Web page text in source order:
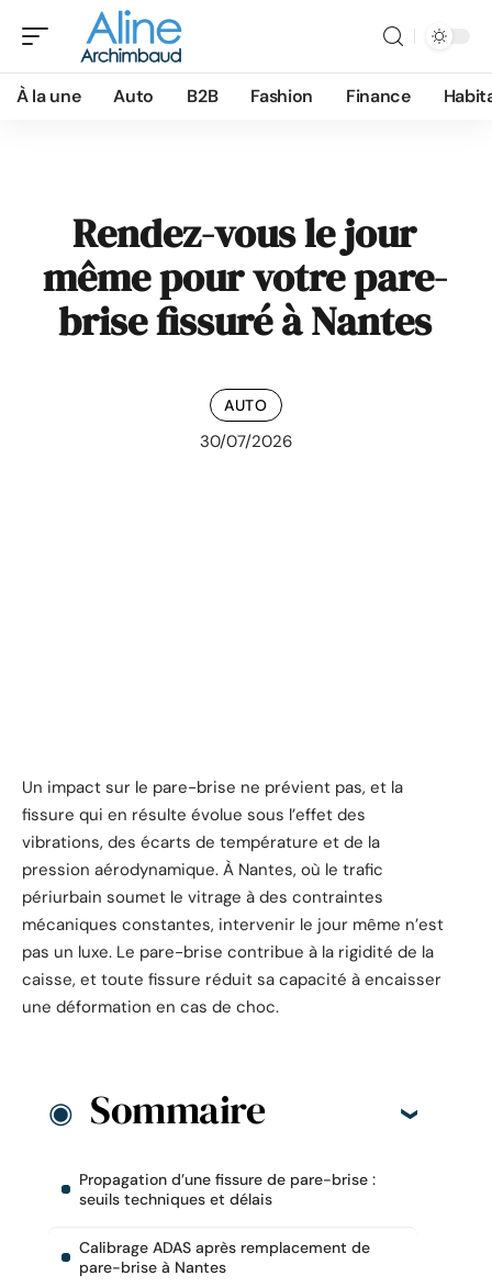
À la une Auto B2B Fashion Finance
Rendez-vous le jour
même pour votre pare-
brise fissuré à Nantes
AUTO
30/07/2026
Un impact sur le pare-brise ne prévient pas, et la
fissure qui en résulte évolue sous l’effet des
vibrations, des écarts de température et de la
pression aérodynamique. À Nantes, où le trafic
périurbain soumet le vitrage à des contraintes
mécaniques constantes, intervenir le jour même n’est
pas un luxe. Le pare-brise contribue à la rigidité de la
caisse, et toute fissure réduit sa capacité à encaisser
une déformation en cas de choc.
Sommaire
Propagation d’une fissure de pare-brise :
seuils techniques et délais
Calibrage ADAS après remplacement de
pare-brise à Nantes